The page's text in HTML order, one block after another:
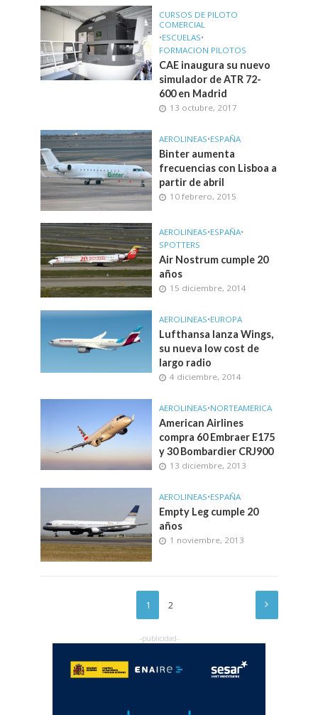
CURSOS DE PILOTO
COMERCIAL
•ESCUELAS•
FORMACION PILOTOS
CAE inaugura su nuevo
simulador de ATR 72-
600 en Madrid
13 octubre, 2017
AEROLINEAS•ESPAÑA
Binter aumenta
frecuencias con Lisboa a
partir de abril
10 febrero, 2015
AEROLINEAS•ESPAÑA•
SPOTTERS
Air Nostrum cumple 20
años
15 diciembre, 2014
AEROLINEAS•EUROPA
Lufthansa lanza Wings,
su nueva low cost de
largo radio
4 diciembre, 2014
AEROLINEAS•NORTEAMERICA
American Airlines
compra 60 Embraer E175
y 30 Bombardier CRJ900
13 diciembre, 2013
AEROLINEAS•ESPAÑA
Empty Leg cumple 20
años
1 noviembre, 2013
1 2